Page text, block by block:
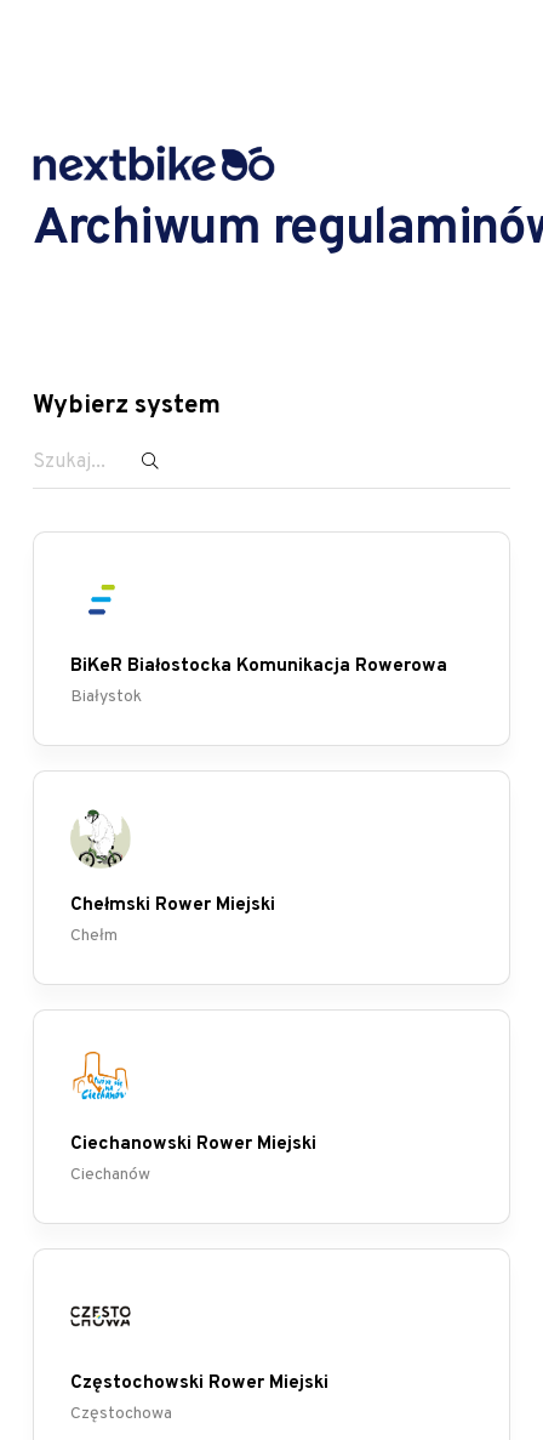
Archiwum
Wybierz system
BiKeR Białostocka Komunikacja Rowerowa
Białystok
Chełmski Rower Miejski
Chełm
Ciechanowski Rower Miejski
Ciechanów
Częstochowski Rower Miejski
Częstochowa